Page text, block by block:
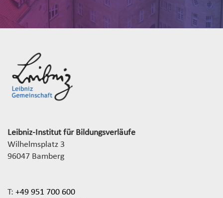
Leibniz-Institut für Bildungsverläufe
Wilhelmsplatz 3
96047 Bamberg
T: +49 951 700 600